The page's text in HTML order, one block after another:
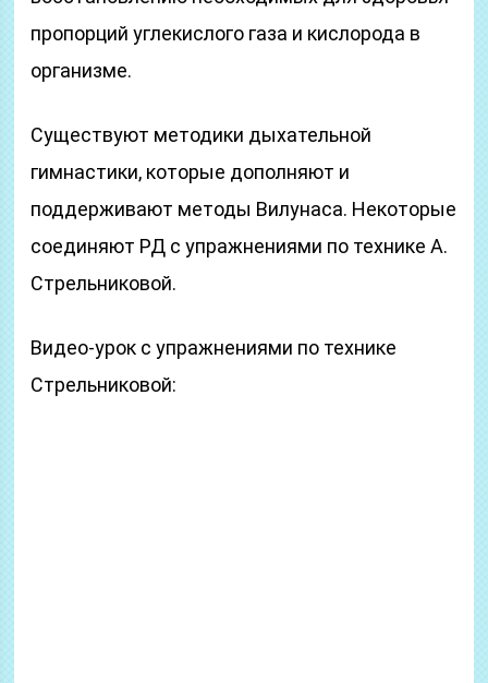
пропорций углекислого газа и кислорода в
организме.
Существуют методики дыхательной
гимнастики, которые дополняют и
поддерживают методы Вилунаса. Некоторые
соединяют РД с упражнениями по технике А.
Стрельниковой.
Видео-урок с упражнениями по технике
Стрельниковой: